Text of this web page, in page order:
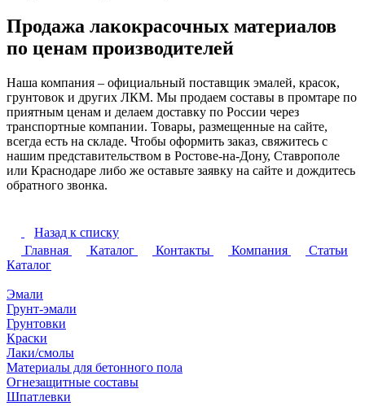
Продажа лакокрасочных материалов
по ценам производителей
Наша компания – официальный поставщик эмалей, красок,
грунтовок и других ЛКМ. Мы продаем составы в промтаре по
приятным ценам и делаем доставку по России через
транспортные компании. Товары, размещенные на сайте,
всегда есть на складе. Чтобы оформить заказ, свяжитесь с
нашим представительством в Ростове-на-Дону, Ставрополе
или Краснодаре либо же оставьте заявку на сайте и дождитесь
обратного звонка.
Назад к списку
Главная
Каталог Контакты Компания
Статьи
Каталог
Эмали
Грунт-эмали
Грунтовки
Краски
Лаки/смолы
Материалы для бетонного пола
Огнезащитные составы
Шпатлевки